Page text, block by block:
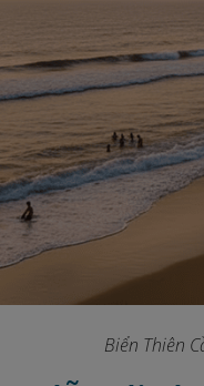
Biển Thiên